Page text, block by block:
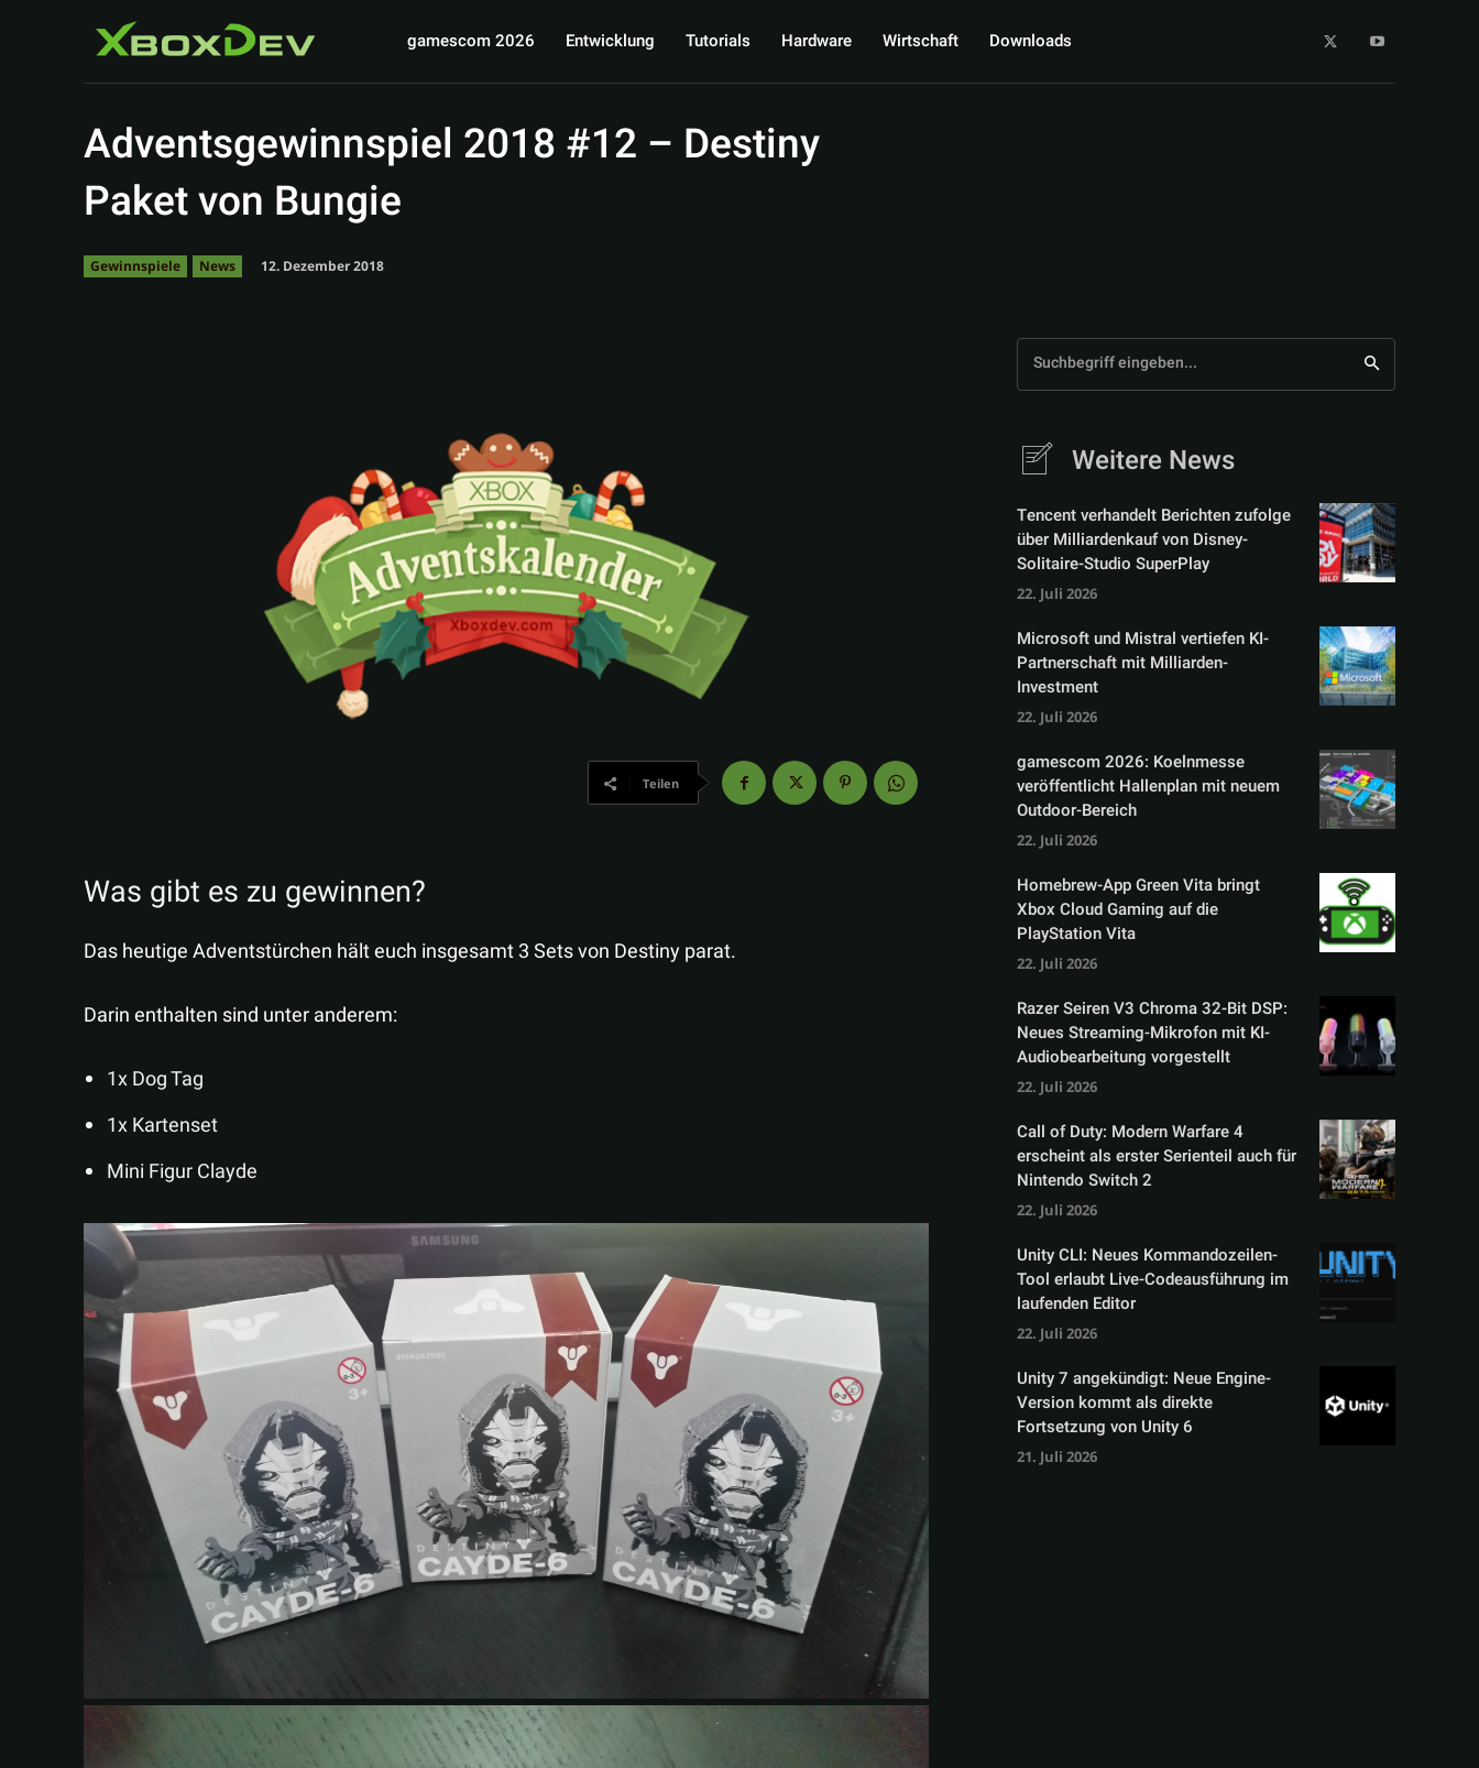
gamescom 2026 Entwicklung Tutorials Hardware Wirtschaft Downloads
Adventsgewinnspiel 2018 #12 – Destiny
Paket von Bungie
Gewinnspiele News 12. Dezember 2018
Teilen
Was gibt es zu gewinnen?
Das heutige Adventstürchen hält euch insgesamt 3 Sets von Destiny parat.
Darin enthalten sind unter anderem:
1x Dog Tag
1x Kartenset
Mini Figur Clayde
Suchbegriff eingeben...
Weitere News
Tencent verhandelt Berichten zufolge
über Milliardenkauf von Disney-
Solitaire-Studio SuperPlay
22. Juli 2026
Microsoft und Mistral vertiefen KI-
Partnerschaft mit Milliarden-
Investment
22. Juli 2026
gamescom 2026: Koelnmesse
veröffentlicht Hallenplan mit neuem
Outdoor-Bereich
22. Juli 2026
Homebrew-App Green Vita bringt
Xbox Cloud Gaming auf die
PlayStation Vita
22. Juli 2026
Razer Seiren V3 Chroma 32-Bit DSP:
Neues Streaming-Mikrofon mit KI-
Audiobearbeitung vorgestellt
22. Juli 2026
Call of Duty: Modern Warfare 4
erscheint als erster Serienteil auch für
Nintendo Switch 2
22. Juli 2026
Unity CLI: Neues Kommandozeilen-
Tool erlaubt Live-Codeausführung im
laufenden Editor
22. Juli 2026
Unity 7 angekündigt: Neue Engine-
Version kommt als direkte
Fortsetzung von Unity 6
21. Juli 2026